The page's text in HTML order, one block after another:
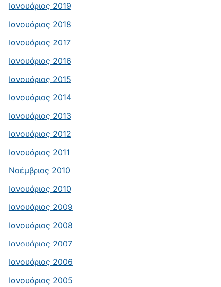
Ιανουάριος 2019
Ιανουάριος 2018
Ιανουάριος 2017
Ιανουάριος 2016
Ιανουάριος 2015
Ιανουάριος 2014
Ιανουάριος 2013
Ιανουάριος 2012
Ιανουάριος 2011
Νοέμβριος 2010
Ιανουάριος 2010
Ιανουάριος 2009
Ιανουάριος 2008
Ιανουάριος 2007
Ιανουάριος 2006
Ιανουάριος 2005